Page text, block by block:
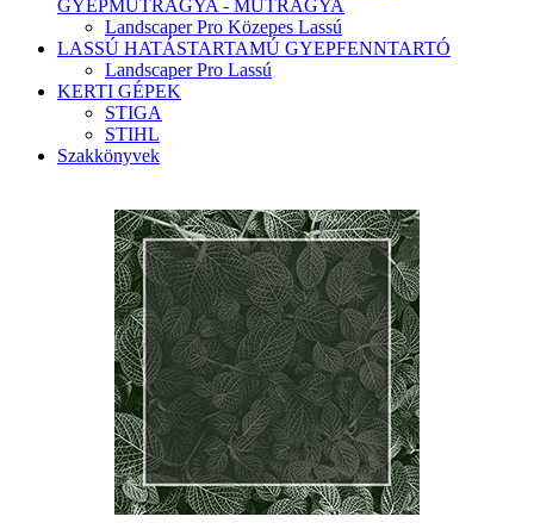
GYEPMŰTRÁGYA - MŰTRÁGYA
Landscaper Pro Közepes Lassú
LASSÚ HATÁSTARTAMÚ GYEPFENNTARTÓ
Landscaper Pro Lassú
KERTI GÉPEK
STIGA
STIHL
Szakkönyvek